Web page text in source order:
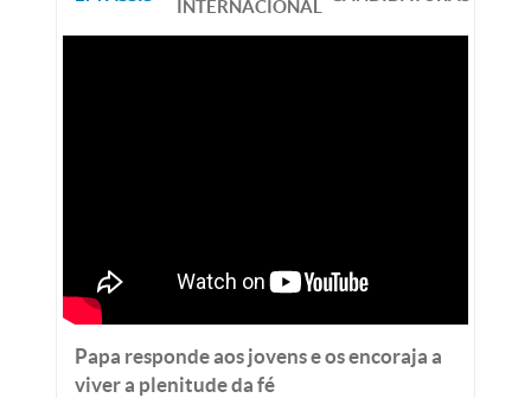
INTERNACIONAL
Papa responde aos jovens e os encoraja a
viver a plenitude da fé